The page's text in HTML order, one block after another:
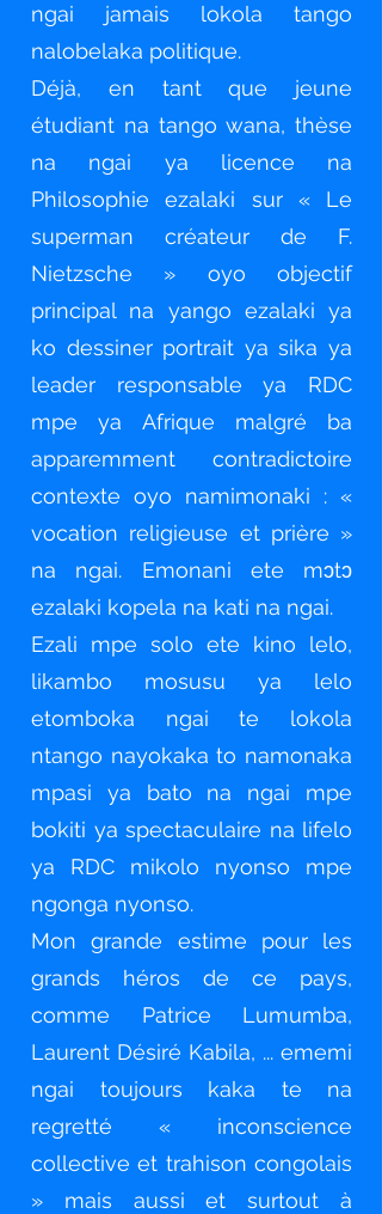
ngai jamais lokola tango
nalobelaka politique.
Déjà, en tant que jeune
étudiant na tango wana, thèse
na ngai ya licence na
Philosophie ezalaki sur « Le
superman créateur de F.
Nietzsche » oyo objectif
principal na yango ezalaki ya
ko dessiner portrait ya sika ya
leader responsable ya RDC
mpe ya Afrique malgré ba
apparemment contradictoire
contexte oyo namimonaki : «
vocation religieuse et prière »
na ngai. Emonani ete mɔtɔ
ezalaki kopela na kati na ngai.
Ezali mpe solo ete kino lelo,
likambo mosusu ya lelo
etomboka ngai te lokola
ntango nayokaka to namonaka
mpasi ya bato na ngai mpe
bokiti ya spectaculaire na lifelo
ya RDC mikolo nyonso mpe
ngonga nyonso.
Mon grande estime pour les
grands héros de ce pays,
comme Patrice Lumumba,
Laurent Désiré Kabila, ... ememi
ngai toujours kaka te na
regretté « inconscience
collective et trahison congolais
» mais aussi et surtout à